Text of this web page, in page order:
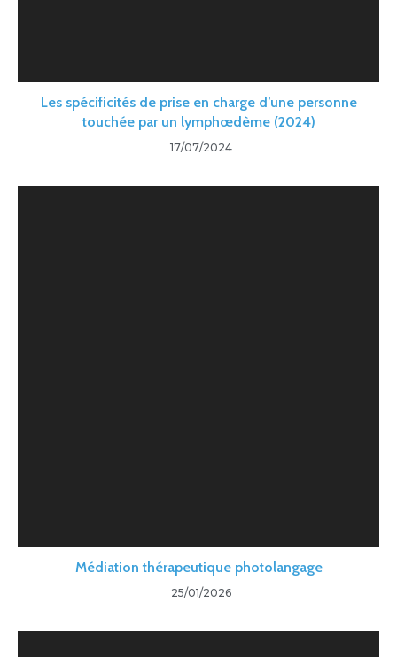
Les spécificités de prise en charge d’une personne
touchée par un lymphœdème (2024)
17/07/2024
Médiation thérapeutique photolangage
25/01/2026